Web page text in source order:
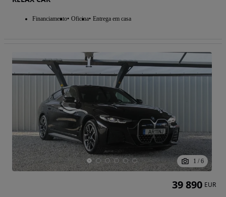
Financiamento Oficina Entrega em casa
1 / 6
39 890 EUR